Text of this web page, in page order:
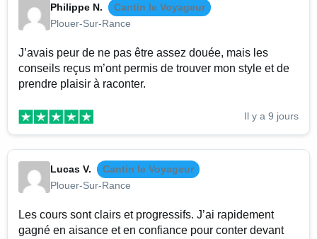
Philippe N.
Cantin le Voyageur
Plouer-Sur-Rance
J’avais peur de ne pas être assez douée, mais les
conseils reçus m’ont permis de trouver mon style et de
prendre plaisir à raconter.
Il y a 9 jours
Lucas V.
Cantin le Voyageur
Plouer-Sur-Rance
Les cours sont clairs et progressifs. J’ai rapidement
gagné en aisance et en confiance pour conter devant